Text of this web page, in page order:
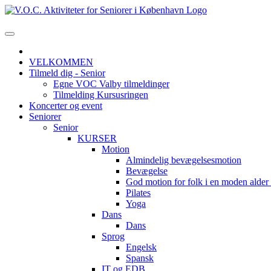
VELKOMMEN
Tilmeld dig - Senior
Egne VOC Valby tilmeldinger
Tilmelding Kursusringen
Koncerter og event
Seniorer
Senior
KURSER
Motion
Almindelig bevægelsesmotion
Bevægelse
God motion for folk i en moden
Pilates
Yoga
Dans
Dans
Sprog
Engelsk
Spansk
IT og EDB